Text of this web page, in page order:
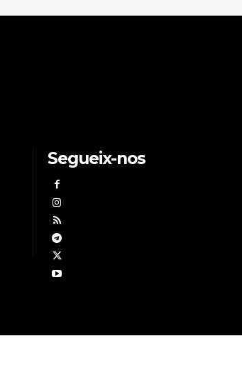
Segueix-nos